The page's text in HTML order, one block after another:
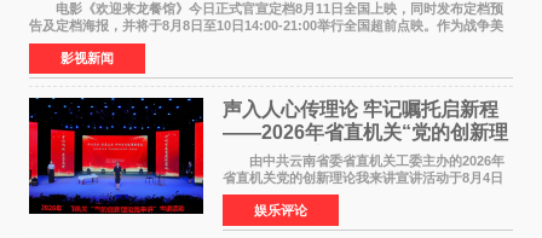
电影《欢迎来龙餐馆》今日正式官宣定档8月11日全国上映，同时发布定档预
告及定档海报，并将于8月8日至10日14:00-21:00举行全国超前点映。作为战争美
食大片，影片讲述的是中国厨师徐福（沈腾
影视新闻
声入人心传理论 牢记嘱托启新程
——2026年省直机关“党的创新理
论我来讲”宣讲活动圆满落幕
由中共云南省委省直机关工委主办的2026年
省直机关党的创新理论我来讲宣讲活动于8月4日
至5日在昆明举办。活动以 "牢记嘱托 感恩奋进
开创云南发展新局面 "为主题，坚持以新时代中国
特色社会主义
娱乐评论